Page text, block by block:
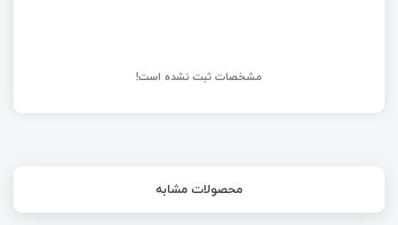
مشخصات ثبت نشده است!
محصولات مشابه